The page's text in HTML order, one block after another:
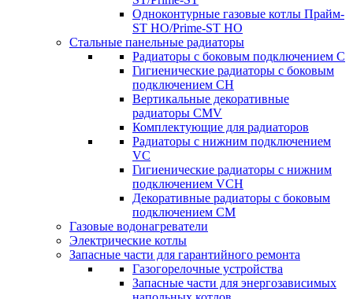
Одноконтурные газовые котлы Прайм-
ST HO/Prime-ST HO
Стальные панельные радиаторы
Радиаторы c боковым подключением C
Гигиенические радиаторы c боковым
подключением CH
Вертикальные декоративные
радиаторы CMV
Комплектующие для радиаторов
Радиаторы c нижним подключением
VC
Гигиенические радиаторы c нижним
подключением VCH
Декоративные радиаторы с боковым
подключением CM
Газовые водонагреватели
Электрические котлы
Запасные части для гарантийного ремонта
Газогорелочные устройства
Запасные части для энергозависимых